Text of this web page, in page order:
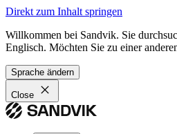
Direkt zum Inhalt springen
Willkommen bei Sandvik. Sie
Englisch. Möchten Sie zu einer
Sprache ändern
Close